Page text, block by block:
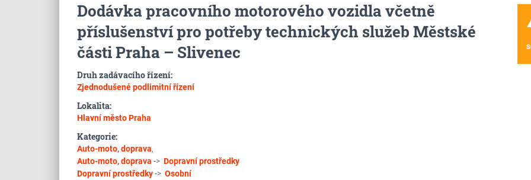
Dodávka pracovního motorového vozidla včetně
příslušenství pro potřeby technických služeb Městské
části Praha – Slivenec
Druh zadávacího řízení:
Zjednodušené podlimitní řízení
Lokalita:
Hlavní město Praha
Kategorie:
Auto-moto, doprava,
Auto-moto, doprava -> Dopravní prostředky
Dopravní prostředky-> Osobní